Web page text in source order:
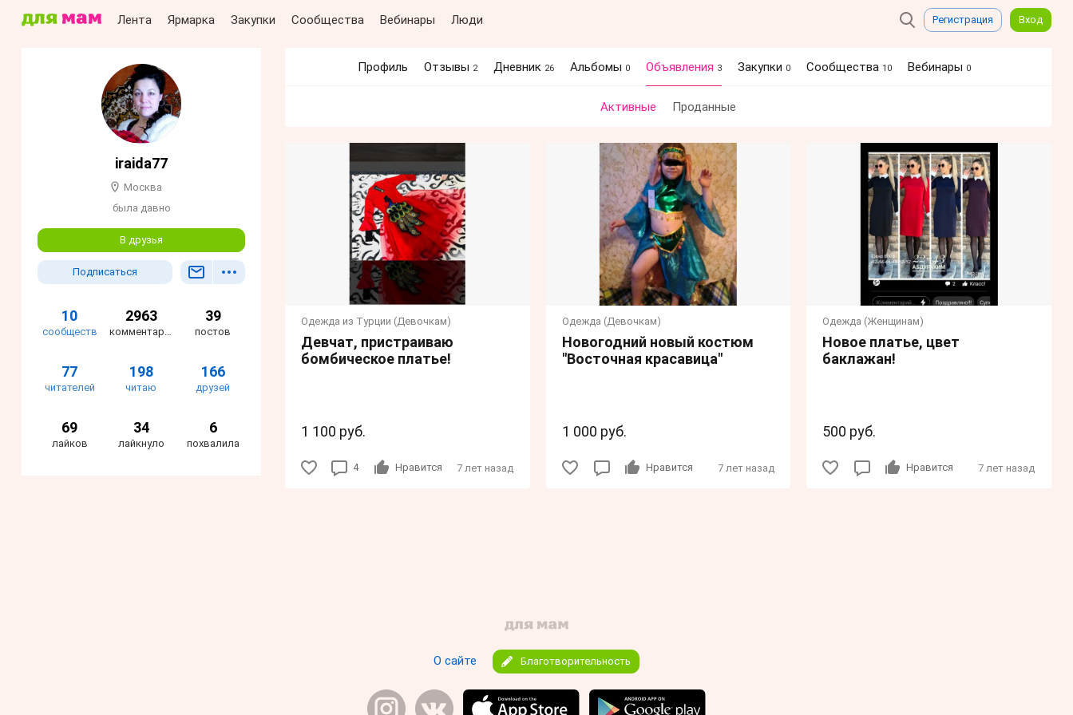
Лента Ярмарка Закупки Сообщества Вебинары Люди Регистрация Вход
iraida77
Москва
была давно
В друзья
Подписаться
10
сообществ
2963
комментария
39
постов
77
читателей
198
читаю
166
друзей
69
лайков
34
лайкнуло
6
похвалила
Профиль Отзывы 2 Дневник 26 Альбомы 0 Объявления 3 Закупки 0 Сообщества 10 Вебинары 0
Активные Проданные
Одежда из Турции (Девочкам)
Девчат, пристраиваю
бомбическое платье!
1 100 руб.
4 Нравится 7 лет назад
Одежда (Девочкам)
Новогодний новый костюм
"Восточная красавица"
1 000 руб.
Нравится 7 лет назад
Одежда (Женщинам)
Новое платье, цвет
баклажан!
500 руб.
Нравится 7 лет назад
О сайте Благотворительность